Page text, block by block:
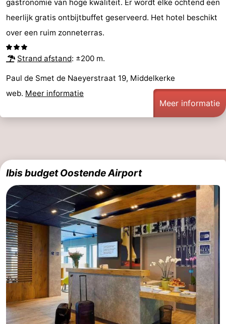
Westhoek
Contact
gastronomie van hoge kwaliteit. Er wordt elke ochtend een
heerlijk gratis ontbijtbuffet geserveerd. Het hotel beschikt
over een ruim zonneterras.
Strand afstand: ±200 m.
Paul de Smet de Naeyerstraat 19, Middelkerke
web. Meer informatie
Meer informatie
Ibis budget Oostende Airport